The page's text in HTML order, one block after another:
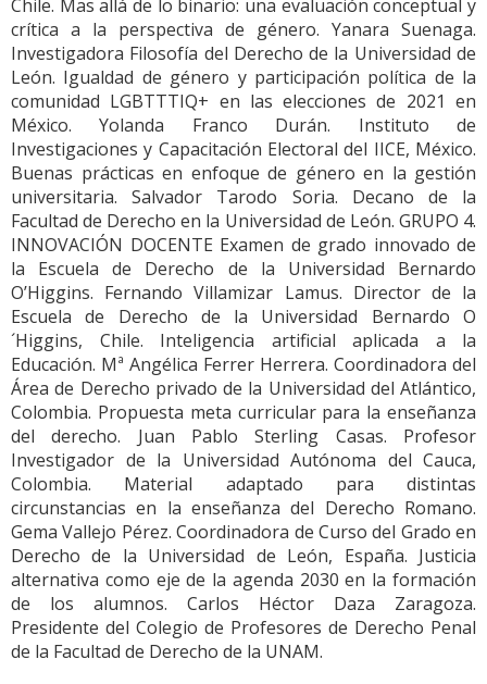
Chile. Mas allá de lo binario: una evaluación conceptual y
crítica a la perspectiva de género. Yanara Suenaga.
Investigadora Filosofía del Derecho de la Universidad de
León. Igualdad de género y participación política de la
comunidad LGBTTTIQ+ en las elecciones de 2021 en
México. Yolanda Franco Durán. Instituto de
Investigaciones y Capacitación Electoral del IICE, México.
Buenas prácticas en enfoque de género en la gestión
universitaria. Salvador Tarodo Soria. Decano de la
Facultad de Derecho en la Universidad de León. GRUPO 4.
INNOVACIÓN DOCENTE Examen de grado innovado de
la Escuela de Derecho de la Universidad Bernardo
O’Higgins. Fernando Villamizar Lamus. Director de la
Escuela de Derecho de la Universidad Bernardo O
´Higgins, Chile. Inteligencia artificial aplicada a la
Educación. Mª Angélica Ferrer Herrera. Coordinadora del
Área de Derecho privado de la Universidad del Atlántico,
Colombia. Propuesta meta curricular para la enseñanza
del derecho. Juan Pablo Sterling Casas. Profesor
Investigador de la Universidad Autónoma del Cauca,
Colombia. Material adaptado para distintas
circunstancias en la enseñanza del Derecho Romano.
Gema Vallejo Pérez. Coordinadora de Curso del Grado en
Derecho de la Universidad de León, España. Justicia
alternativa como eje de la agenda 2030 en la formación
de los alumnos. Carlos Héctor Daza Zaragoza.
Presidente del Colegio de Profesores de Derecho Penal
de la Facultad de Derecho de la UNAM.